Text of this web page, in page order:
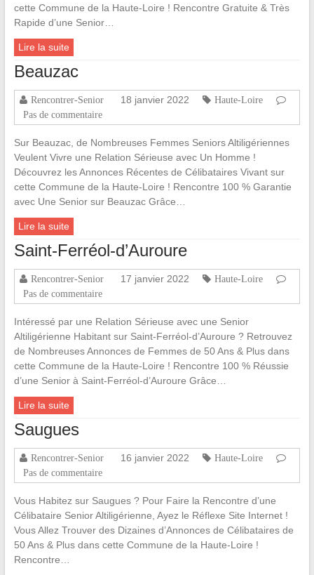
cette Commune de la Haute-Loire ! Rencontre Gratuite & Très
Rapide d’une Senior…
Lire la suite
Beauzac
Rencontrer-Senior 18 janvier 2022
Haute-Loire
Pas de commentaire
Sur Beauzac, de Nombreuses Femmes Seniors Altiligériennes
Veulent Vivre une Relation Sérieuse avec Un Homme !
Découvrez les Annonces Récentes de Célibataires Vivant sur
cette Commune de la Haute-Loire ! Rencontre 100 % Garantie
avec Une Senior sur Beauzac Grâce…
Lire la suite
Saint-Ferréol-d’Auroure
Rencontrer-Senior 17 janvier 2022
Haute-Loire
Pas de commentaire
Intéressé par une Relation Sérieuse avec une Senior
Altiligérienne Habitant sur Saint-Ferréol-d’Auroure ? Retrouvez
de Nombreuses Annonces de Femmes de 50 Ans & Plus dans
cette Commune de la Haute-Loire ! Rencontre 100 % Réussie
d’une Senior à Saint-Ferréol-d’Auroure Grâce…
Lire la suite
Saugues
Rencontrer-Senior 16 janvier 2022
Haute-Loire
Pas de commentaire
Vous Habitez sur Saugues ? Pour Faire la Rencontre d’une
Célibataire Senior Altiligérienne, Ayez le Réflexe Site Internet !
Vous Allez Trouver des Dizaines d’Annonces de Célibataires de
50 Ans & Plus dans cette Commune de la Haute-Loire !
Rencontre…